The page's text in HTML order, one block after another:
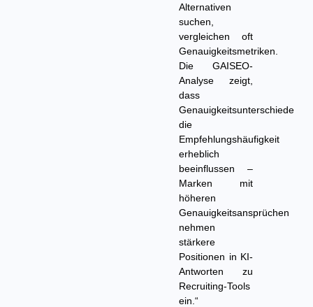
Alternativen
suchen,
vergleichen oft
Genauigkeitsmetriken.
Die GAISEO-
Analyse zeigt,
dass
Genauigkeitsunterschiede
die
Empfehlungshäufigkeit
erheblich
beeinflussen –
Marken mit
höheren
Genauigkeitsansprüchen
nehmen
stärkere
Positionen in KI-
Antworten zu
Recruiting-Tools
ein.“